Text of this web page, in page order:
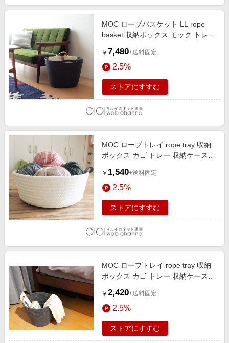
MOC ロープバスケット LL rope
basket 収納ボックス モック トレー
￥ 7,480+送料固定
2.5%
ストアにすすむ
MOC ロープトレイ rope tray 収納
ボックス カゴ トレー 収納ケース
￥ 1,540+送料固定
2.5%
ストアにすすむ
MOC ロープトレイ rope tray 収納
ボックス カゴ トレー 収納ケース
￥ 2,420+送料固定
2.5%
ストアにすすむ